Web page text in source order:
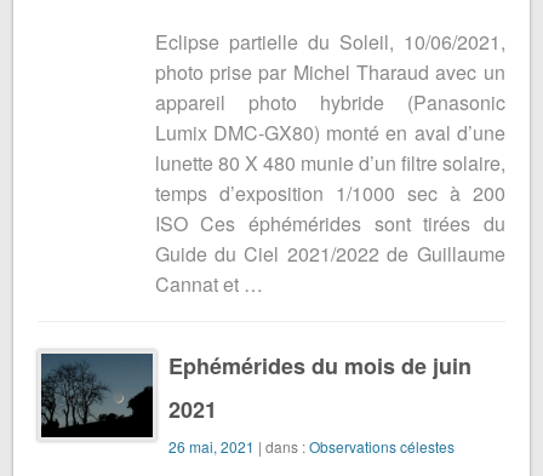
Eclipse partielle du Soleil, 10/06/2021,
photo prise par Michel Tharaud avec un
appareil photo hybride (Panasonic
Lumix DMC-GX80) monté en aval d’une
lunette 80 X 480 munie d’un filtre solaire,
temps d’exposition 1/1000 sec à 200
ISO Ces éphémérides sont tirées du
Guide du Ciel 2021/2022 de Guillaume
Cannat et …
Ephémérides du mois de juin
2021
26 mai, 2021 | dans :Observations célestes